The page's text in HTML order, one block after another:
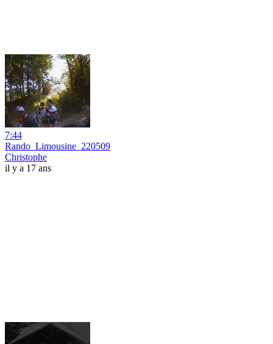
7:44
Rando_Limousine_220509
Christophe
il y a 17 ans